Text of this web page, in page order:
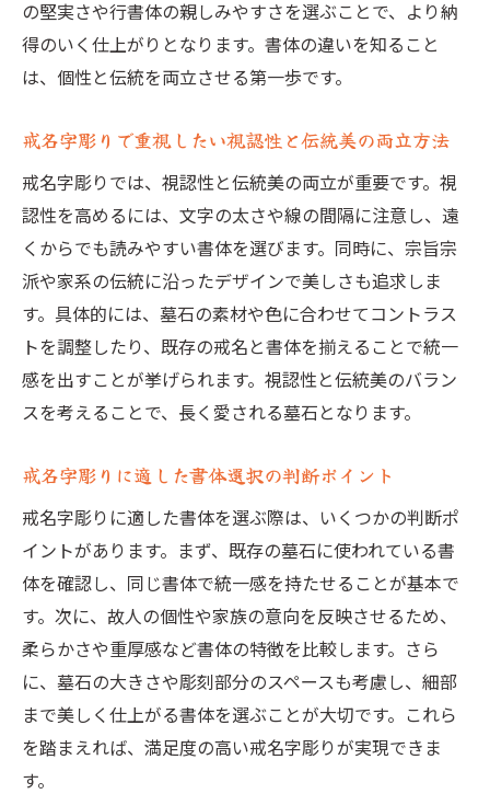
の流れ
墓石に名前を彫る際の確認ポイントと注意
事項
戒名字彫りでトラブルを防ぐための実践的
書体選びで後悔しない戒名字彫り依頼のコ
ツ
納骨や法要に合わせた戒名字彫りのタイミ
ング
墓石やすらかに偲ぶための戒名字彫り総ま
とめ
の堅実さや行書体の親しみやすさを選ぶことで、より納
得のいく仕上がりとなります。書体の違いを知ること
は、個性と伝統を両立させる第一歩です。
戒名字彫りで重視したい視認性と伝統美の両立方法
戒名字彫りでは、視認性と伝統美の両立が重要です。視
認性を高めるには、文字の太さや線の間隔に注意し、遠
くからでも読みやすい書体を選びます。同時に、宗旨宗
派や家系の伝統に沿ったデザインで美しさも追求しま
す。具体的には、墓石の素材や色に合わせてコントラス
トを調整したり、既存の戒名と書体を揃えることで統一
感を出すことが挙げられます。視認性と伝統美のバラン
スを考えることで、長く愛される墓石となります。
戒名字彫りに適した書体選択の判断ポイント
戒名字彫りに適した書体を選ぶ際は、いくつかの判断ポ
イントがあります。まず、既存の墓石に使われている書
体を確認し、同じ書体で統一感を持たせることが基本で
す。次に、故人の個性や家族の意向を反映させるため、
柔らかさや重厚感など書体の特徴を比較します。さら
に、墓石の大きさや彫刻部分のスペースも考慮し、細部
まで美しく仕上がる書体を選ぶことが大切です。これら
を踏まえれば、満足度の高い戒名字彫りが実現できま
す。